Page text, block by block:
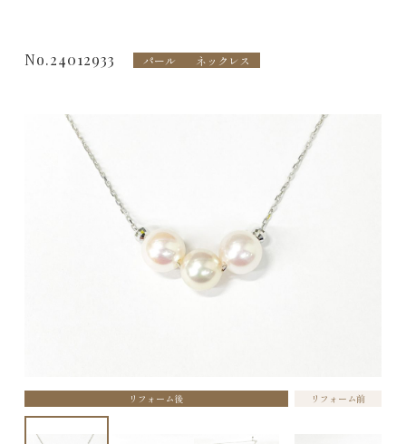
No.24012933 パール ネックレス
リフォーム後 リフォーム前